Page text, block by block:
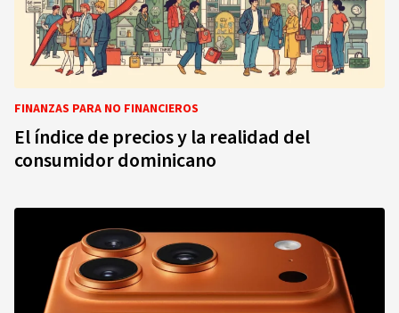
FINANZAS PARA NO FINANCIEROS
El índice de precios y la realidad del
consumidor dominicano